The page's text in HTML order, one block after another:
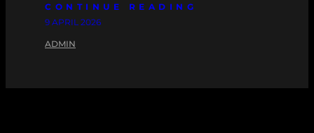
CONTINUE READING
9 APRIL 2026
ADMIN